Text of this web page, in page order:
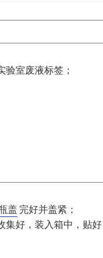
室废液标签；
盖 完好并盖紧；
集好，装入箱中，贴好